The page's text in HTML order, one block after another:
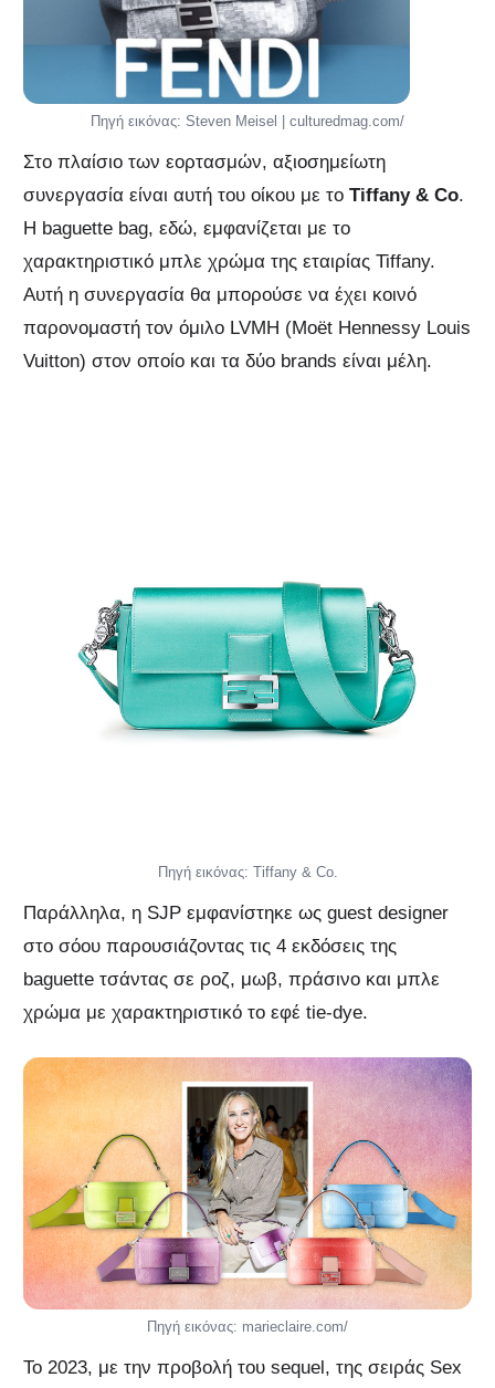
Πηγή εικόνας: Steven Meisel | culturedmag.com/
Στο πλαίσιο των εορτασμών, αξιοσημείωτη
συνεργασία είναι αυτή του οίκου με το Tiffany & Co.
Η baguette bag, εδώ, εμφανίζεται με το
χαρακτηριστικό μπλε χρώμα της εταιρίας Tiffany.
Αυτή η συνεργασία θα μπορούσε να έχει κοινό
παρονομαστή τον όμιλο LVMH (Moët Hennessy Louis
Vuitton) στον οποίο και τα δύο brands είναι μέλη.
Πηγή εικόνας: Tiffany & Co.
Παράλληλα, η SJP εμφανίστηκε ως guest designer
στο σόου παρουσιάζοντας τις 4 εκδόσεις της
baguette τσάντας σε ροζ, μωβ, πράσινο και μπλε
χρώμα με χαρακτηριστικό το εφέ tie-dye.
Πηγή εικόνας: marieclaire.com/
Το 2023, με την προβολή του sequel, της σειράς Sex